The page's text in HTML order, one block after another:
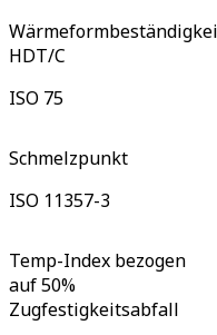
HDT/C
ISO 75
Schmelzpunkt
ISO 11357-3
Temp-Index bezogen
auf 50%
Zugfestigkeitsabfall